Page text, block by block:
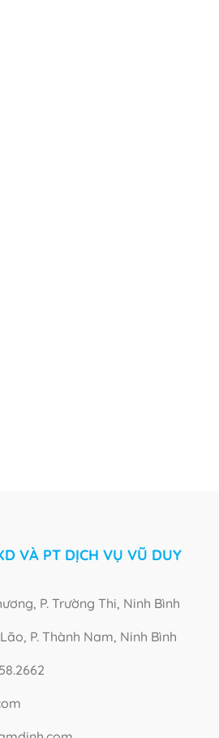
VÀ PT DỊCH VỤ VŨ DUY
P. Trường Thi, Ninh Bình
P. Thành Nam, Ninh Bình